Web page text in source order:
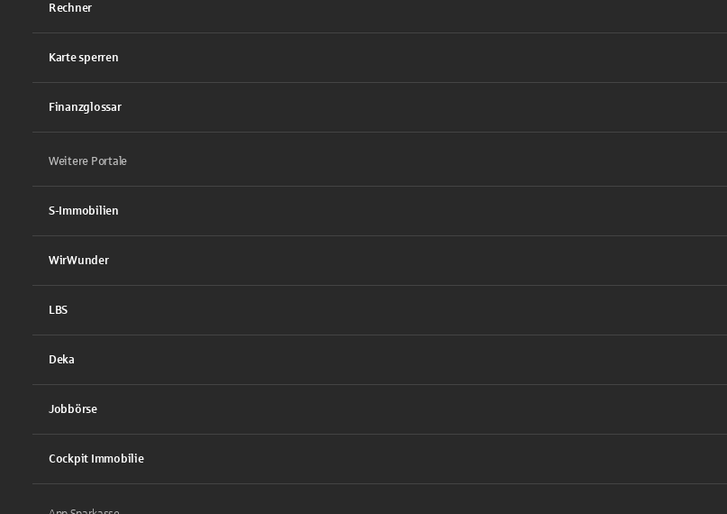
Rechner
Karte sperren
Finanzglossar
Weitere Portale
S-Immobilien
WirWunder
LBS
Deka
Jobbörse
Cockpit Immobilie